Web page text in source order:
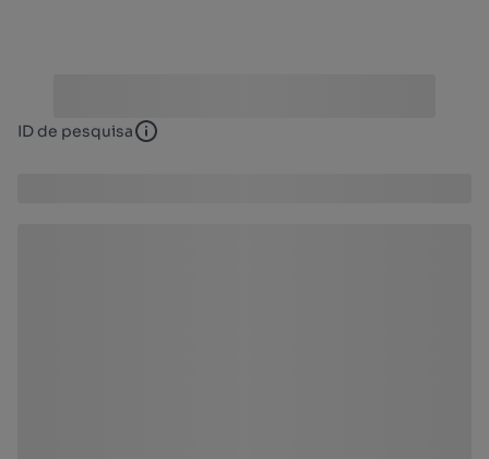
ID de pesquisa ID de pesquisa